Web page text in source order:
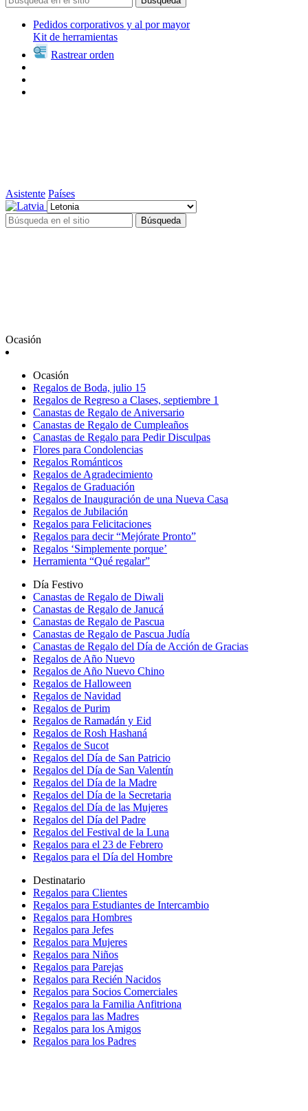
Pedidos corporativos y al por mayor
Kit de herramientas
Rastrear orden
Asistente Países
Búsqueda
Ocasión
Ocasión
Regalos de Boda, julio 15
Regalos de Regreso a Clases, septiembre 1
Canastas de Regalo de Aniversario
Canastas de Regalo de Cumpleaños
Canastas de Regalo para Pedir Disculpas
Flores para Condolencias
Regalos Románticos
Regalos de Agradecimiento
Regalos de Graduación
Regalos de Inauguración de una Nueva Casa
Regalos de Jubilación
Regalos para Felicitaciones
Regalos para decir “Mejórate Pronto”
Regalos ‘Simplemente porque’
Herramienta “Qué regalar”
Día Festivo
Canastas de Regalo de Diwali
Canastas de Regalo de Janucá
Canastas de Regalo de Pascua
Canastas de Regalo de Pascua Judía
Canastas de Regalo del Día de Acción de Gracias
Regalos de Año Nuevo
Regalos de Año Nuevo Chino
Regalos de Halloween
Regalos de Navidad
Regalos de Purim
Regalos de Ramadán y Eid
Regalos de Rosh Hashaná
Regalos de Sucot
Regalos del Día de San Patricio
Regalos del Día de San Valentín
Regalos del Día de la Madre
Regalos del Día de la Secretaria
Regalos del Día de las Mujeres
Regalos del Día del Padre
Regalos del Festival de la Luna
Regalos para el 23 de Febrero
Regalos para el Día del Hombre
Destinatario
Regalos para Clientes
Regalos para Estudiantes de Intercambio
Regalos para Hombres
Regalos para Jefes
Regalos para Mujeres
Regalos para Niños
Regalos para Parejas
Regalos para Recién Nacidos
Regalos para Socios Comerciales
Regalos para la Familia Anfitriona
Regalos para las Madres
Regalos para los Amigos
Regalos para los Padres